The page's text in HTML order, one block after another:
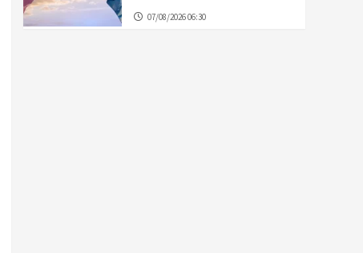
07/08/2026 06:30